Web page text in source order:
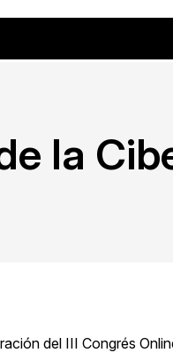
la
del III Congrés